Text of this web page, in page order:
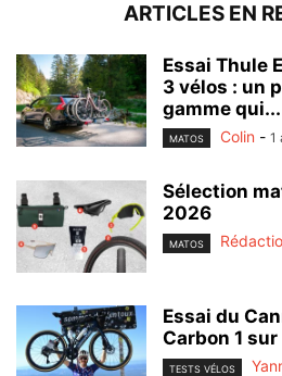
ARTICLES EN
Essai Thule
3 vélos : un
gamme qui...
MATOS Colin - 1
Sélection
2026
MATOS
Essai du
Carbon 1
TESTS VÉLOS